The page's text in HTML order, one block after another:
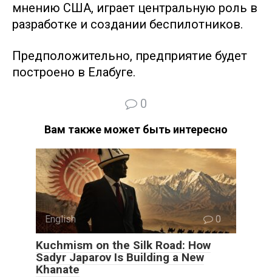
мнению США, играет центральную роль в
разработке и создании беспилотников.
Предположительно, предприятие будет
построено в Елабуге.
0
Вам также может быть интересно
English 0
Kuchmism on the Silk Road: How
Sadyr Japarov Is Building a New
Khanate